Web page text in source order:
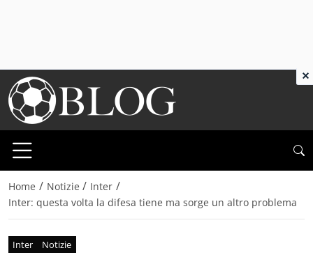
Home / Notizie / Inter /
Inter: questa volta la difesa tiene ma sorge un altro problema
Inter Notizie
×